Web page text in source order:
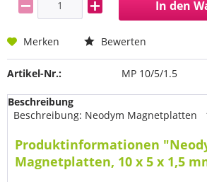
In den
Merken Bewerten
Artikel-Nr.: MP 10/5/1.5
Beschreibung
Beschreibung: Neodym Magnetplatten
Produktinformationen
Magnetplatten, 10 x 5 x 1,5